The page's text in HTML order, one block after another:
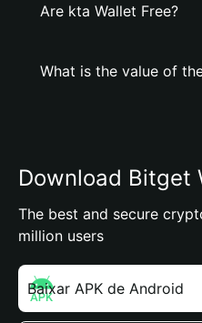
Are kta Wallet Free?
What is the value of
Download Bitget
The best and secure
million users
Baixar APK de Android